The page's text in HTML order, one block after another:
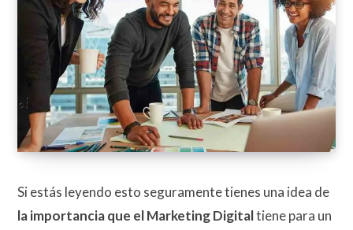
Si estás leyendo esto seguramente tienes una idea de
la importancia que el Marketing Digitaltiene para un